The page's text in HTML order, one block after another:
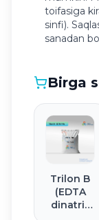
toifasiga
sinfi).
sanadan
Birga
Trilon B
(EDTA
dinatriy